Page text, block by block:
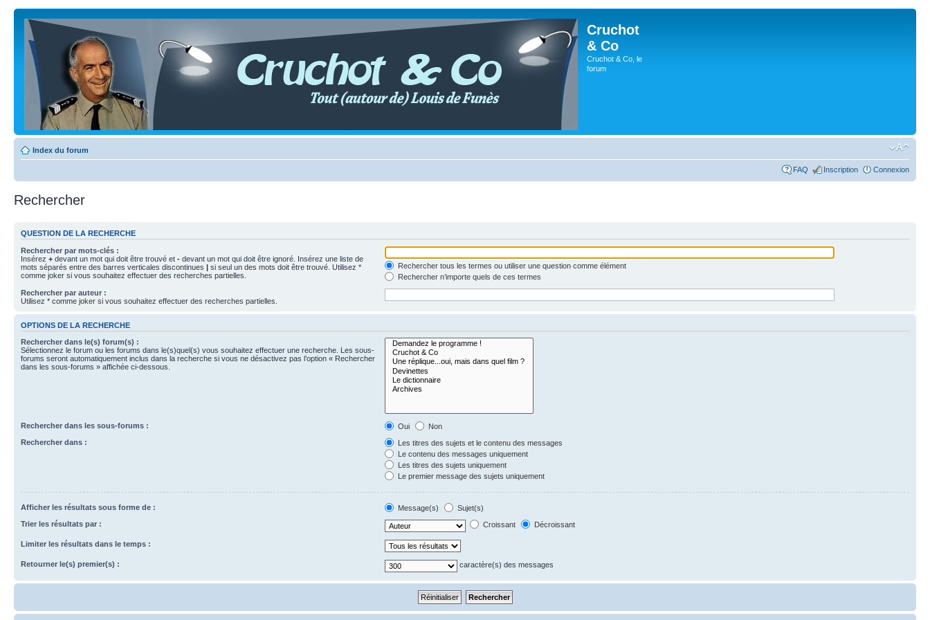
Cruchot
& Co
Cruchot & Co, le
forum
Index du forum
FAQ Inscription Connexion
Rechercher
QUESTION DE LA RECHERCHE
Rechercher par mots-clés :
Insérez + devant un mot qui doit être trouvé et - devant un mot qui doit être ignoré. Insérez une liste de
mots séparés entre des barres verticales discontinues | si seul un des mots doit être trouvé. Utilisez *
comme joker si vous souhaitez effectuer des recherches partielles.
Rechercher tous les termes ou utiliser une question comme élément
Rechercher n’importe quels de ces termes
Rechercher par auteur :
Utilisez * comme joker si vous souhaitez effectuer des recherches partielles.
OPTIONS DE LA RECHERCHE
Rechercher dans le(s) forum(s) :
Sélectionnez le forum ou les forums dans le(s)quel(s) vous souhaitez effectuer une recherche. Les sous-
forums seront automatiquement inclus dans la recherche si vous ne désactivez pas l’option « Rechercher
dans les sous-forums » affichée ci-dessous.
Rechercher dans les sous-forums : Oui
Non
Rechercher dans :
Les titres des sujets et le contenu des messages
Le contenu des messages uniquement
Les titres des sujets uniquement
Le premier message des sujets uniquement
Afficher les résultats sous forme de : Message(s)
Sujet(s)
Trier les résultats par :
Croissant Décroissant
Limiter les résultats dans le temps :
Retourner le(s) premier(s) : caractère(s) des messages